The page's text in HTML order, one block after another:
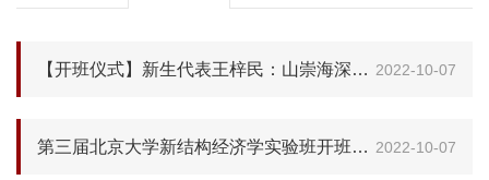
2022-10-07
【开班仪式】新生代表王梓民：山崇海深，日新又新
2022-10-07
第三届北京大学新结构经济学实验班开班仪式成功举办